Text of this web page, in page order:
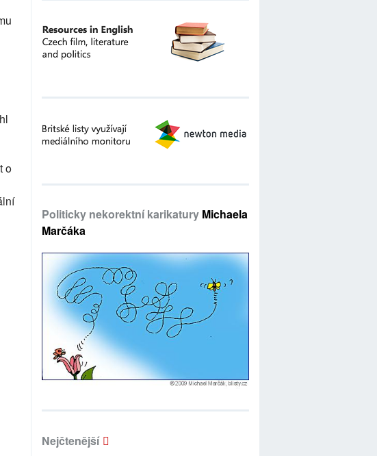
o
Politicky nekorektní karikatury Michaela
Marčáka
Nejčtenější